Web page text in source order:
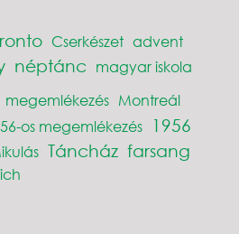
Cserkészet advent
néptánc magyar iskola
megemlékezés Montreál
56-os megemlékezés 1956
Táncház farsang